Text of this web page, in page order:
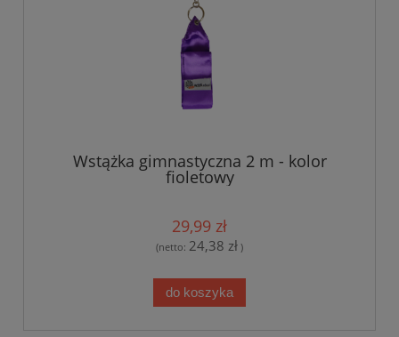
Wstążka gimnastyczna 2 m - kolor
fioletowy
29,99 zł
(netto: 24,38 zł )
do koszyka